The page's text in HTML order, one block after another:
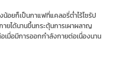
อยก็เป็นกาแฟที่แคลอรี่ต่ำไร้ไซรัป
ยได้นานขึ้นกระตุ้นการเผาผลาญ
เมื่อมีการออกกำลังกายต่อเนื่องนาน